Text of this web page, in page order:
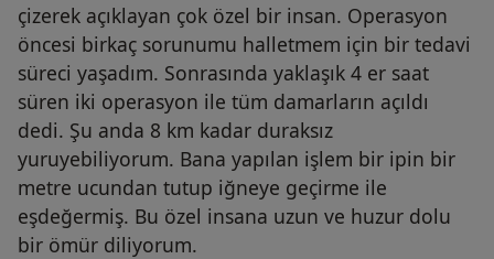
çizerek açıklayan çok özel bir insan. Operasyon
öncesi birkaç sorunumu halletmem için bir tedavi
süreci yaşadım. Sonrasında yaklaşık 4 er saat
süren iki operasyon ile tüm damarların açıldı
dedi. Şu anda 8 km kadar duraksız
yuruyebiliyorum. Bana yapılan işlem bir ipin bir
metre ucundan tutup iğneye geçirme ile
eşdeğermiş. Bu özel insana uzun ve huzur dolu
bir ömür diliyorum.